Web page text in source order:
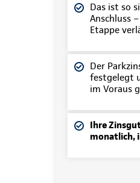
Das ist so
Anschluss
Etappe
Der
festgelegt
im Voraus
Ihre
monatlich,